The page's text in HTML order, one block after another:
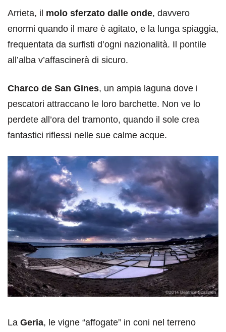
Arrieta, il molo sferzato dalle onde, davvero
enormi quando il mare è agitato, e la lunga spiaggia,
frequentata da surfisti d’ogni nazionalità. Il pontile
all’alba v’affascinerà di sicuro.
Charco de San Gines, un ampia laguna dove i
pescatori attraccano le loro barchette. Non ve lo
perdete all’ora del tramonto, quando il sole crea
fantastici riflessi nelle sue calme acque.
La Geria, le vigne “affogate” in coni nel terreno